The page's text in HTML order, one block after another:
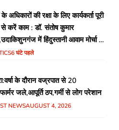
के अधिकारों की रक्षा के लिए कार्यकर्ता पूरी
से करें काम : डॉ. संतोष कुमार
में हिंदुस्तानी आवाम मोर्चा के
में शिक्षा, स्वास्थ्य, रोजगार समेत
6 घंटे पहले
के दौरान वज्रपात से 20
जले,आपूर्ति ठप,गर्मी से लोग परेशान
NEWSAUGUST 4, 2026